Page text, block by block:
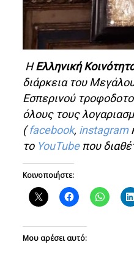
HΕλληνική
διάρκεια τoυ
Εσπερινού
όλους τους
(facebook, instagram
το YouTubeπου
Κοινοποιήστε:
Μου αρέσει αυτό: